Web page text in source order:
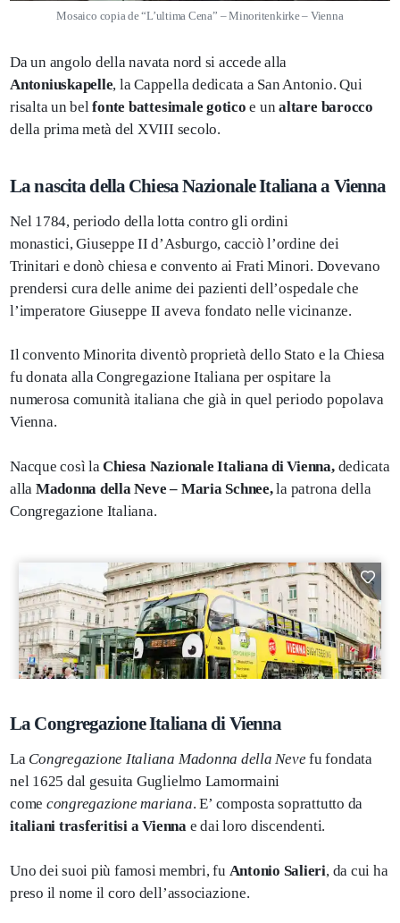
Mosaico copia de “L’ultima Cena” – Minoritenkirke – Vienna
Da un angolo della navata nord si accede alla
Antoniuskapelle, la Cappella dedicata a San Antonio. Qui
risalta un belfonte battesimale gotico e unaltare barocco
della prima metà del XVIII secolo.
La nascita della Chiesa Nazionale Italiana a Vienna
Nel 1784, periodo della lotta contro gli ordini
monastici, Giuseppe II d’Asburgo, cacciò l’ordine dei
Trinitari e donò chiesa e convento ai Frati Minori. Dovevano
prendersi cura delle anime dei pazienti dell’ospedale che
l’imperatore Giuseppe II aveva fondato nelle vicinanze.
Il convento Minorita diventò proprietà dello Stato e la Chiesa
fu donata alla Congregazione Italiana per ospitare la
numerosa comunità italiana che già in quel periodo popolava
Vienna.
Nacque così laChiesa Nazionale Italiana di Vienna,dedicata
alla Madonna della Neve – Maria Schnee,la patrona della
Congregazione Italiana.
La Congregazione Italiana di Vienna
La Congregazione Italiana Madonna della Neve fu fondata
nel 1625 dal gesuita Guglielmo Lamormaini
come congregazione mariana. E’ composta soprattutto da
italiani trasferitisi a Viennae dai loro discendenti.
Uno dei suoi più famosi membri, fu Antonio Salieri, da cui ha
preso il nome il coro dell’associazione.